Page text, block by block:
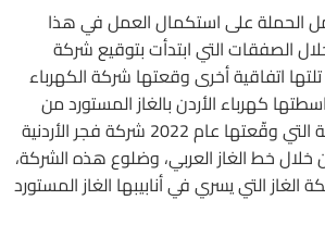
الحملة على استكمال العمل في هذا
للعدو يفوق الـ30 مليار دولار، وذلك من خلال الصفقات التي ابتدأت بتوقيع شركة
العربيّة اتفاقية قيمتها 700 مليون دولار لربطها بالغاز المستورد من العدو عام 2014، تلتها اتفاقية أخرى وقعتها شركة الكهرباء
2016، وبقيمة بلغت 10 مليار دولار، ربطت بواسطتها كهرباء الأردن بالغاز المستورد من
العدو، وتم بذلك ضخ ذلك الغاز (الفلسطينيّ المسروق) في خط الغاز العربي، وصولًا إلى الاتفاقية التي وقّعتها عام 2022 شركة فجر الأردنية
(وقيمتها 19 مليار دولار) عبر الأردن ومن خلال خط الغاز العربي، وضلوع هذه الشركة،
التي يسري في أنابيبها الغاز المستورد